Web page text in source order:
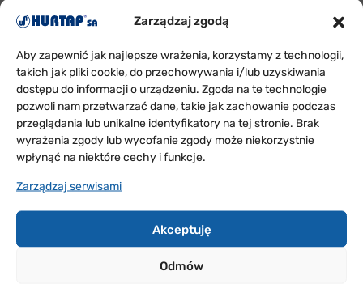
Zarządzaj zgodą
Aby zapewnić jak najlepsze wrażenia, korzystamy z technologii,
takich jak pliki cookie, do przechowywania i/lub uzyskiwania
dostępu do informacji o urządzeniu. Zgoda na te technologie
pozwoli nam przetwarzać dane, takie jak zachowanie podczas
przeglądania lub unikalne identyfikatory na tej stronie. Brak
wyrażenia zgody lub wycofanie zgody może niekorzystnie
wpłynąć na niektóre cechy i funkcje.
Zarządzaj serwisami
Akceptuję
Odmów
ODDZIAŁY
W POLSCE
Sprawdź w jakich rejonach Polski jesteśmy i skontaktuj
się z nami
PRZYDATNE
FORMULARZE
WARUNKI WSPÓŁPRACY
REKLAMACJE ON-LINE